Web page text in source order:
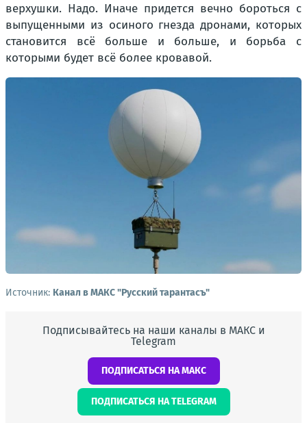
верхушки. Надо. Иначе придется вечно бороться с
выпущенными из осиного гнезда дронами, которых
становится всё больше и больше, и борьба с
которыми будет всё более кровавой.
Источник: Канал в МАКС "Русский тарантасъ"
Подписывайтесь на наши каналы в МАКС и
Telegram
ПОДПИСАТЬСЯ НА МАКС
ПОДПИСАТЬСЯ НА TELEGRAM